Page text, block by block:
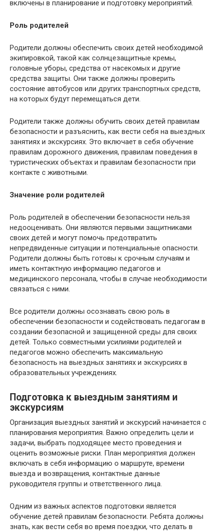
включены в планирование и подготовку мероприятий.
Роль родителей
Родители должны обеспечить своих детей необходимой
экипировкой, такой как солнцезащитные кремы,
головные уборы, средства от насекомых и другие
средства защиты. Они также должны проверить
состояние автобусов или других транспортных средств,
на которых будут перемещаться дети.
Родители также должны обучить своих детей правилам
безопасности и разъяснить, как вести себя на выездных
занятиях и экскурсиях. Это включает в себя обучение
правилам дорожного движения, правилам поведения в
туристических объектах и правилам безопасности при
контакте с животными.
Значение роли родителей
Роль родителей в обеспечении безопасности нельзя
недооценивать. Они являются первыми защитниками
своих детей и могут помочь предотвратить
непредвиденные ситуации и потенциальные опасности.
Родители должны быть готовы к срочным случаям и
иметь контактную информацию педагогов и
медицинского персонала, чтобы в случае необходимости
связаться с ними.
Все родители должны осознавать свою роль в
обеспечении безопасности и содействовать педагогам в
создании безопасной и защищенной среды для своих
детей. Только совместными усилиями родителей и
педагогов можно обеспечить максимальную
безопасность на выездных занятиях и экскурсиях в
образовательных учреждениях.
Подготовка к выездным занятиям и
экскурсиям
Организация выездных занятий и экскурсий начинается с
планирования мероприятия. Важно определить цели и
задачи, выбрать подходящее место проведения и
оценить возможные риски. План мероприятия должен
включать в себя информацию о маршруте, времени
выезда и возвращения, контактные данные
руководителя группы и ответственного лица.
Одним из важных аспектов подготовки является
обучение детей правилам безопасности. Ребята должны
знать, как вести себя во время поездки, что делать в